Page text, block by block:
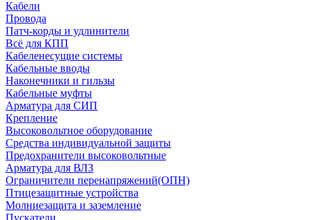
Кабели
Провода
Патч-корды и удлинители
Всё для КПП
Кабеленесущие системы
Кабельные вводы
Наконечники и гильзы
Кабельные муфты
Арматура для СИП
Крепление
Высоковольтное оборудование
Средства индивидуальной защиты
Предохранители высоковольтные
Арматура для ВЛЗ
Ограничители перенапряжений(ОПН)
Птицезащитные устройства
Молниезащита и заземление
Пускатели